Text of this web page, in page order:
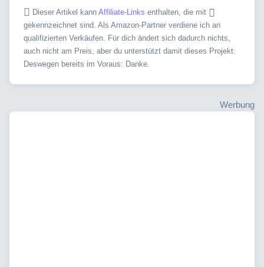
Dieser Artikel kann Affiliate-Links enthalten, die mit
gekennzeichnet sind. Als Amazon-Partner verdiene ich an
qualifizierten Verkäufen. Für dich ändert sich dadurch nichts,
auch nicht am Preis, aber du unterstützt damit dieses Projekt.
Deswegen bereits im Voraus: Danke.
Werbung